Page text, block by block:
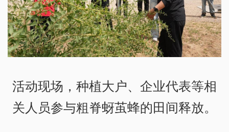
活动现场，种植大户、企业代表等相
关人员参与粗脊蚜茧蜂的田间释放。